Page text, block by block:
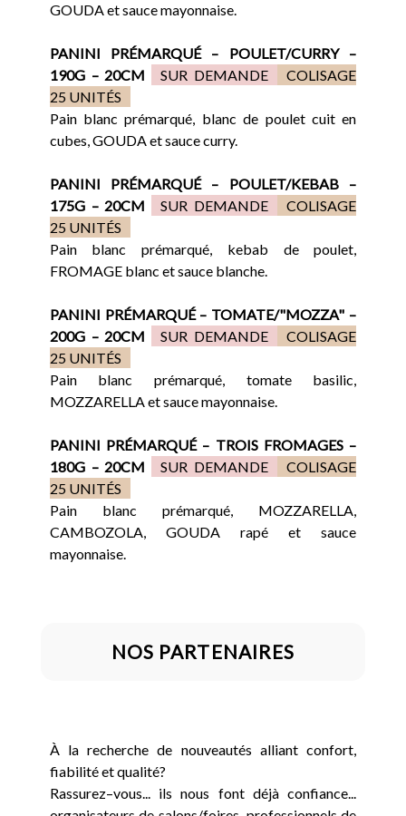
GOUDA et sauce mayonnaise.
PANINI PRÉMARQUÉ – POULET/CURRY –
190G – 20CM
SUR DEMANDE
COLISAGE
25 UNITÉS
Pain blanc prémarqué, blanc de poulet cuit en
cubes, GOUDA et sauce curry.
PANINI PRÉMARQUÉ – POULET/KEBAB –
175G – 20CM
SUR DEMANDE
COLISAGE
25 UNITÉS
Pain blanc prémarqué, kebab de poulet,
FROMAGE blanc et sauce blanche.
PANINI PRÉMARQUÉ – TOMATE/"MOZZA" –
200G – 20CM
SUR DEMANDE
COLISAGE
25 UNITÉS
Pain blanc prémarqué, tomate basilic,
MOZZARELLA et sauce mayonnaise.
PANINI PRÉMARQUÉ – TROIS FROMAGES –
180G – 20CM
SUR DEMANDE
COLISAGE
25 UNITÉS
Pain blanc prémarqué, MOZZARELLA,
CAMBOZOLA, GOUDA rapé et sauce
mayonnaise.
NOS PARTENAIRES
À la recherche de nouveautés alliant confort,
fiabilité et qualité?
Rassurez–vous... ils nous font déjà confiance...